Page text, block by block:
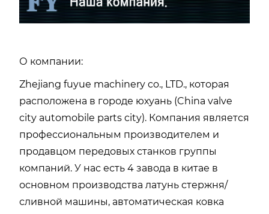
О компании:
Zhejiang fuyue machinery co., LTD., которая
расположена в городе юхуань (China valve
city automobile parts city). Компания является
профессиональным производителем и
продавцом передовых станков группы
компаний. У нас есть 4 завода в китае в
основном производства латунь стержня/
сливной машины, автоматическая ковка